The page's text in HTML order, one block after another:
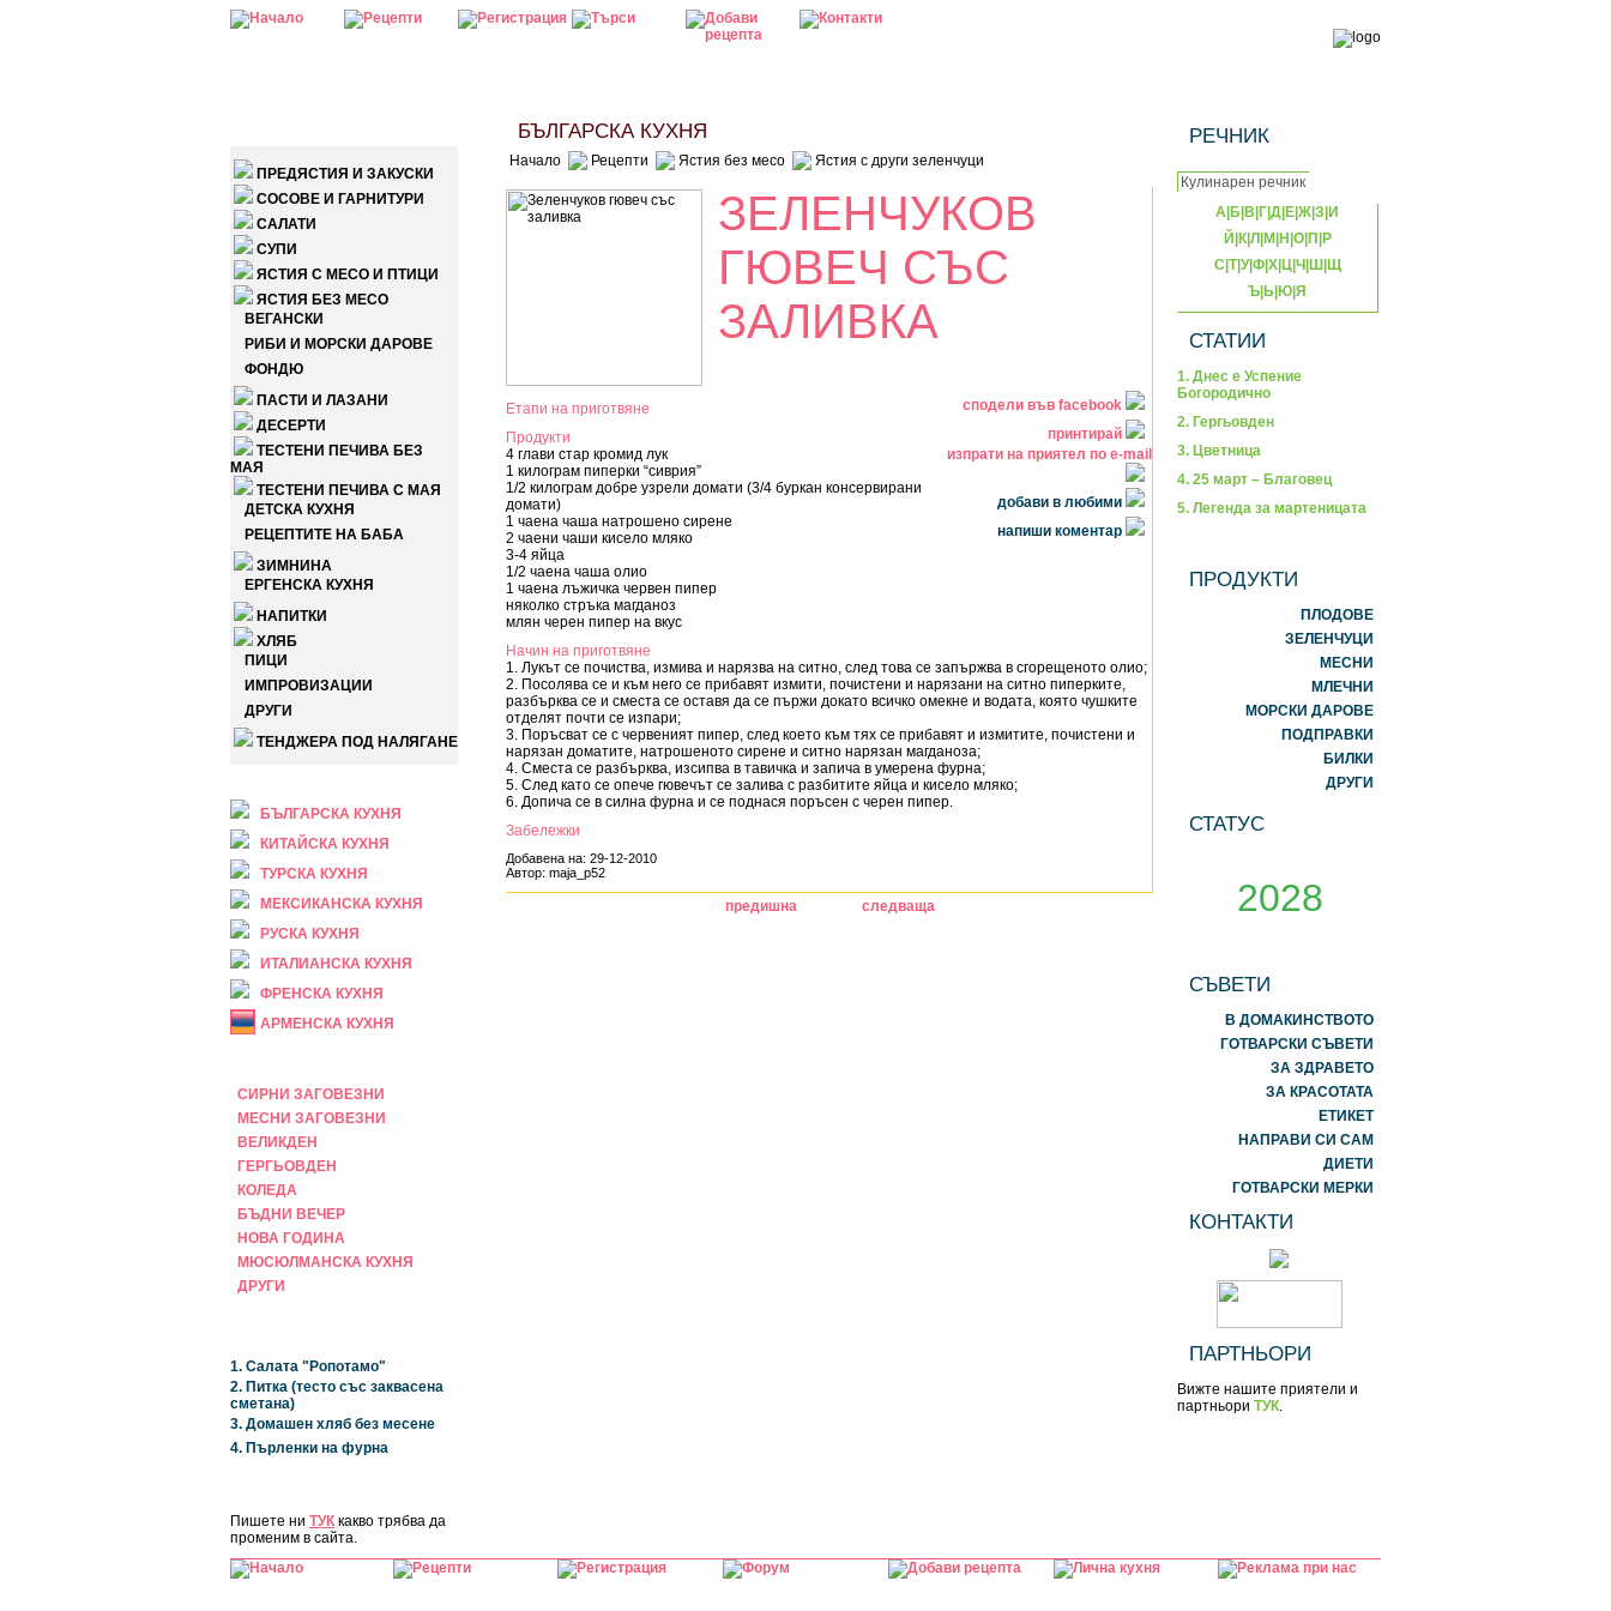
ПРЕДЯСТИЯ И ЗАКУСКИ
СОСОВЕ И ГАРНИТУРИ
САЛАТИ
СУПИ
ЯСТИЯ С МЕСО И ПТИЦИ
ЯСТИЯ БЕЗ МЕСО
ВЕГАНСКИ
РИБИ И МОРСКИ ДАРОВЕ
ФОНДЮ
ПАСТИ И ЛАЗАНИ
ДЕСЕРТИ
ТЕСТЕНИ ПЕЧИВА БЕЗ
МАЯ
ТЕСТЕНИ ПЕЧИВА С МАЯ
ДЕТСКА КУХНЯ
РЕЦЕПТИТЕ НА БАБА
ЗИМНИНА
ЕРГЕНСКА КУХНЯ
НАПИТКИ
ХЛЯБ
ПИЦИ
ИМПРОВИЗАЦИИ
ДРУГИ
ТЕНДЖЕРА ПОД НАЛЯГАНЕ
БЪЛГАРСКА КУХНЯ
КИТАЙСКА КУХНЯ
ТУРСКА КУХНЯ
МЕКСИКАНСКА КУХНЯ
РУСКА КУХНЯ
ИТАЛИАНСКА КУХНЯ
ФРЕНСКА КУХНЯ
АРМЕНСКА КУХНЯ
СИРНИ ЗАГОВЕЗНИ
МЕСНИ ЗАГОВЕЗНИ
ВЕЛИКДЕН
ГЕРГЬОВДЕН
КОЛЕДА
БЪДНИ ВЕЧЕР
НОВА ГОДИНА
МЮСЮЛМАНСКА КУХНЯ
ДРУГИ
1. Салата "Ропотамо"
2. Питка (тесто със заквасена
сметана)
3. Домашен хляб без месене
4. Пърленки на фурна
Пишете ни ТУК какво трябва да
променим в сайта.
БЪЛГАРСКА КУХНЯ
Начало Рецепти Ястия без месо Ястия с други зеленчуци
ЗЕЛЕНЧУКОВ
ГЮВЕЧ СЪС
ЗАЛИВКА
Етапи на приготвяне
Продукти
4 глави стар кромид лук
1 килограм пиперки “сиврия”
1/2 килограм добре узрели домати (3/4 буркан консервирани
домати)
1 чаена чаша натрошено сирене
2 чаени чаши кисело мляко
3-4 яйца
1/2 чаена чаша олио
1 чаена лъжичка червен пипер
няколко стръка магданоз
млян черен пипер на вкус
сподели във facebook
принтирай
изпрати на приятел по e-mail
добави в любими
напиши коментар
Начин на приготвяне
1. Лукът се почиства, измива и нарязва на ситно, след това се запържва в сгорещеното олио;
2. Посолява се и към него се прибавят измити, почистени и нарязани на ситно пиперките,
разбърква се и сместа се оставя да се пържи докато всичко омекне и водата, която чушките
отделят почти се изпари;
3. Поръсват се с червеният пипер, след което към тях се прибавят и измитите, почистени и
нарязан доматите, натрошеното сирене и ситно нарязан магданоза;
4. Сместа се разбърква, изсипва в тавичка и запича в умерена фурна;
5. След като се опече гювечът се залива с разбитите яйца и кисело мляко;
6. Допича се в силна фурна и се поднася поръсен с черен пипер.
Забележки
Добавена на: 29-12-2010
Автор: maja_p52
предишна следваща
РЕЧНИК
А Б В Г Д Е Ж З И
Й К| Л М Н О| П Р
С Т|У|Ф| Х| Ц| Ч Ш Щ
Ъ Ь Ю Я
СТАТИИ
1. Днес е Успение
Богородично
2. Гергьовден
3. Цветница
4. 25 март – Благовец
5. Легенда за мартеницата
ПРОДУКТИ
ПЛОДОВЕ
ЗЕЛЕНЧУЦИ
МЕСНИ
МЛЕЧНИ
МОРСКИ ДАРОВЕ
ПОДПРАВКИ
БИЛКИ
ДРУГИ
СТАТУС
2028
СЪВЕТИ
В ДОМАКИНСТВОТО
ГОТВАРСКИ СЪВЕТИ
ЗА ЗДРАВЕТО
ЗА КРАСОТАТА
ЕТИКЕТ
НАПРАВИ СИ САМ
ДИЕТИ
ГОТВАРСКИ МЕРКИ
КОНТАКТИ
ПАРТНЬОРИ
Вижте нашите приятели и
партньори ТУК.